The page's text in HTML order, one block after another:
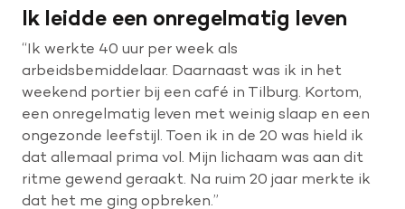
Ik leidde een onregelmatig leven
“Ik werkte 40 uur per week als
arbeidsbemiddelaar. Daarnaast was ik in het
weekend portier bij een café in Tilburg. Kortom,
een onregelmatig leven met weinig slaap en een
ongezonde leefstijl. Toen ik in de 20 was hield ik
dat allemaal prima vol. Mijn lichaam was aan dit
ritme gewend geraakt. Na ruim 20 jaar merkte ik
dat het me ging opbreken.”